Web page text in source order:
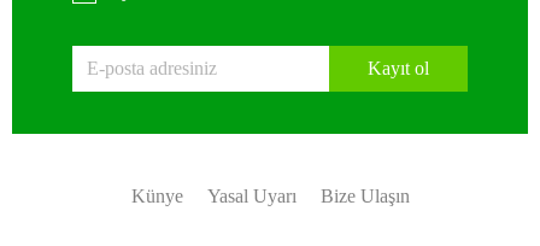
Kayıt ol
Künye Yasal Uyarı Bize Ulaşın